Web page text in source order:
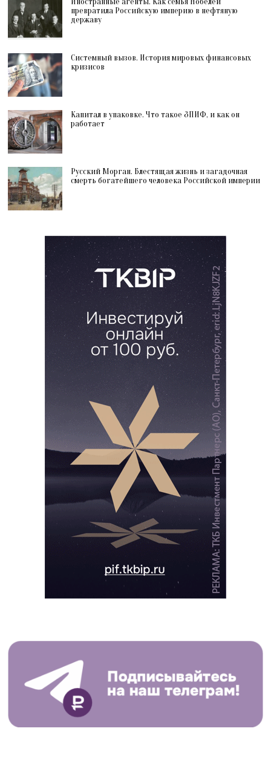
превратила Российскую империю в нефтяную
державу
Системный вызов. История мировых финансовых
кризисов
Капитал в упаковке. Что такое ЗПИФ, и как он
работает
Русский Морган. Блестящая жизнь и загадочная
смерть богатейшего человека Российской империи